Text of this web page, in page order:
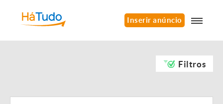
Inserir anúncio
Filtros